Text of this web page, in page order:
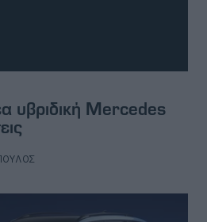
υβριδική Mercedes